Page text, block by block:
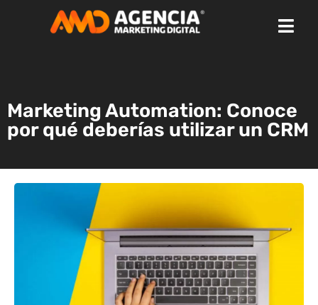
Marketing Automation: Conoce
por qué deberías utilizar un CRM